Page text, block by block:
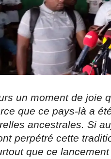
un moment de joie
que ce pays-là a
ancestrales. Si
perpétré cette
que ce